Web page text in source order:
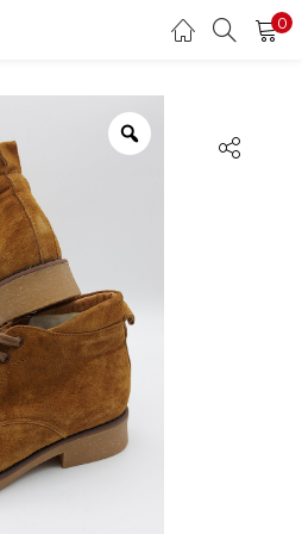
0
to login.
Login
password?